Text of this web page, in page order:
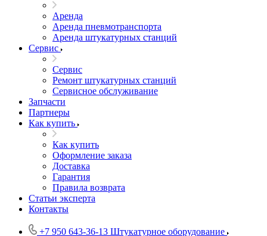
Аренда
Аренда пневмотранспорта
Аренда штукатурных станций
Сервис
Сервис
Ремонт штукатурных станций
Сервисное обслуживание
Запчасти
Партнеры
Как купить
Как купить
Оформление заказа
Доставка
Гарантия
Правила возврата
Статьи эксперта
Контакты
+7 950 643-36-13 Штукатурное оборудование